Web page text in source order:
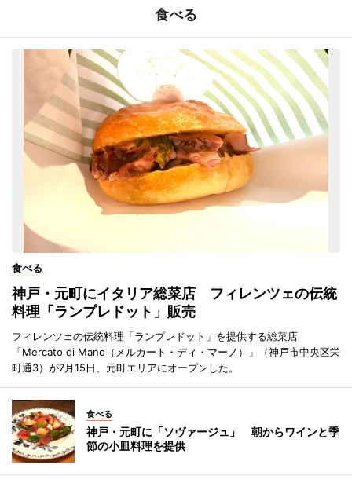
食べる
食べる
神戸・元町にイタリア総菜店 フィレンツェの伝統
料理「ランプレドット」販売
フィレンツェの伝統料理「ランプレドット」を提供する総菜店
「Mercato di Mano（メルカート・ディ・マーノ）」（神戸市中央区栄
町通3）が7月15日、元町エリアにオープンした。
食べる
神戸・元町に「ソヴァージュ」 朝からワインと季
節の小皿料理を提供